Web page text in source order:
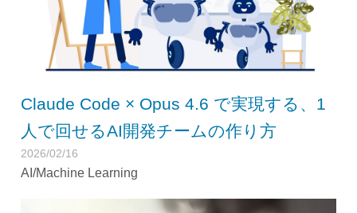
Claude Code × Opus 4.6 で実現する、1
人で回せるAI開発チームの作り方
2026/02/16
AI/Machine Learning